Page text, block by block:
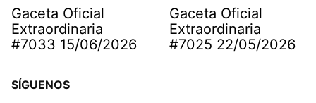
Gaceta Oficial
Extraordinaria
#7033 15/06/2026
Gaceta Oficial
Extraordinaria
#7025 22/05/2026
SÍGUENOS